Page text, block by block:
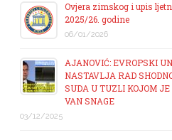
Ovjera zimskog i upis
2025/26. godine
06/01/2026
AJANOVIĆ: EVROPSKI
NASTAVLJA RAD
SUDA U TUZLI KOJOM
VAN SNAGE
03/12/2025